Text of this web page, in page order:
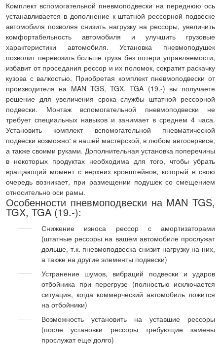
Комплект вспомогательной пневмоподвески на переднюю ось
устанавливается в дополнение к штатной рессорной подвеске
автомобиля позволяя снизить нагрузку на рессоры, увеличить
комфортабельность автомобиля и улучшить грузовые
характеристики автомобиля. Установка пневмоподушек
позволит перевозить больше груза без потери управляемости,
избавит от проседания рессор и их поломок, сократит раскачку
кузова с валкостью. Приобретая комплект пневмоподвески от
производителя на MAN TGS, TGX, TGA (19.-) вы получаете
решение для увеличения срока службы штатной рессорной
подвески. Монтаж вспомогательной пневмоподвески не
требует специальных навыков и занимает в среднем 4 часа.
Установить комплект вспомогательной пневматической
подвески возможно: в нашей мастерской, в любом автосервисе,
а также своими руками. Дополнительная установка поперечины
в некоторых продуктах необходима для того, чтобы убрать
вращающий момент с верхних кронштейнов, который в свою
очередь возникает, при размещении подушек со смещением
относительно оси рамы.
Особенности пневмоподвески на MAN TGS,
TGX, TGA (19.-):
Снижение износа рессор с амортизаторами
(штатные рессоры на вашем автомобиле прослужат
дольше, т.к. пневмоподвеска снизит нагрузку на них,
а также на другие элементы подвески)
Устранение шумов, вибраций подвески и ударов
отбойника при перегрузе (полностью исключается
ситуация, когда коммерческий автомобиль ложится
на отбойники)
Возможность установить на уставшие рессоры
(после установки рессоры требующие замены
прослужат еще долго)